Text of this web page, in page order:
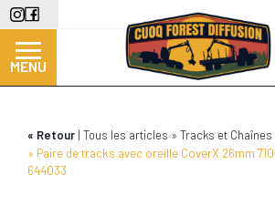
Aller
au
contenu
principal
MENU
Retour Tous les articles Tracks et Chaînes
Paire de tracks avec oreille CoverX 26mm
644033